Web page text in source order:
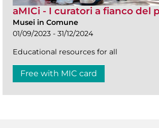
aMICi - I curatori a fianco del
Musei in Comune
01/09/2023 - 31/12/2024
Educational resources for all
Free with MIC card